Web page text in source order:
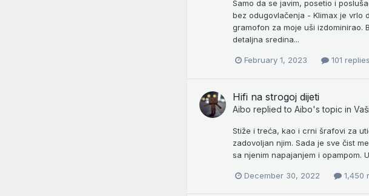
Samo da se javim, posetio i
bez odugovlačenja - Klimax je vrlo
gramofon za moje uši izdominirao.
detaljna sredina...
February 1, 2023 101 replies
Hifi na strogoj dijeti
Aibo replied to Aibo's topic in
Stiže i treća, kao i crni šrafovi za
zadovoljan njim. Sada je sve čist
sa njenim napajanjem i opampom.
December 30, 2022 1,450